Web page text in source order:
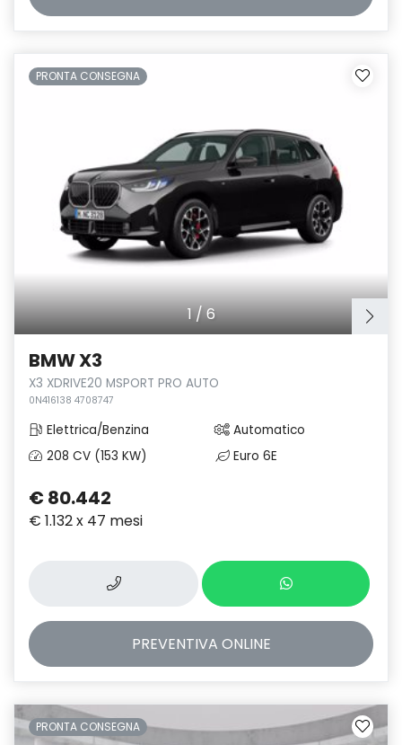
1/6
PRONTA CONSEGNA
BMW X3
X3 XDRIVE20 MSPORT PRO AUTO
0N416138 4708747
Elettrica/Benzina
Automatico
208 CV (153 KW)
Euro 6E
€ 80.442
€ 1.132 x 47 mesi
PREVENTIVA ONLINE
PRONTA CONSEGNA